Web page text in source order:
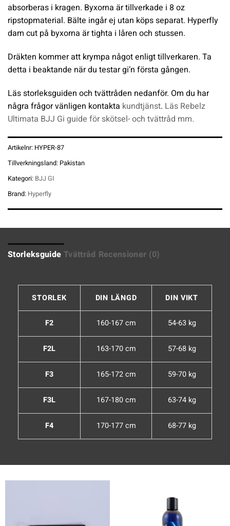
absorberas i kragen. Byxorna är tillverkade i 8 oz
ripstopmaterial. Bälte ingår ej utan köps separat. Hyperfly
dam cut på byxorna är tighta i låren och stussen.
Dräkten kommer att krympa något enligt tillverkaren. Ta
detta i beaktande när du testar gi’n första gången.
Läs storleksguiden och tvättråden nedanför. Om du har
några frågor vänligen kontakta kundtjänst. Läs Rebelz
Ultimata BJJ Gi guide för skötsel- och tvättråd mm.
Artikelnr: HYPER-87
Tillverkningsland: Pakistan
Kategori: BJJ GI
Brand: Hyperfly
Storleksguide Tvättråd Recensioner (0)
STORLEK DIN LÄNGD DIN VIKT
F2 160-167 cm 54-63 kg
F2L 163-170 cm 57-68 kg
F3 165-172 cm 59-70 kg
F3L 167-180 cm 63-74 kg
F4 170-177 cm 68-77 kg